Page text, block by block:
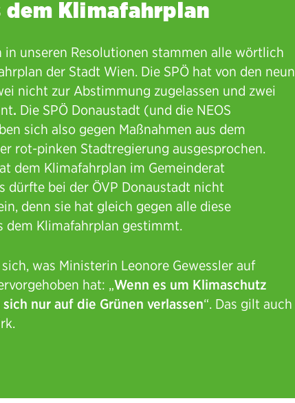
dem Klimafahrplan
in unseren Resolutionen stammen alle wörtlich
der Stadt Wien. Die SPÖ hat von den neun
nicht zur Abstimmung zugelassen und zwei
. Die SPÖ Donaustadt (und die NEOS
sich also gegen Maßnahmen aus dem
rot-pinken Stadtregierung ausgesprochen.
dem Klimafahrplan im Gemeinderat
dürfte bei der ÖVP Donaustadt nicht
denn sie hat gleich gegen alle diese
dem Klimafahrplan gestimmt.
was Ministerin Leonore Gewessler auf
hat: „Wenn es um Klimaschutz
nur auf die Grünen verlassen“. Das gilt auch